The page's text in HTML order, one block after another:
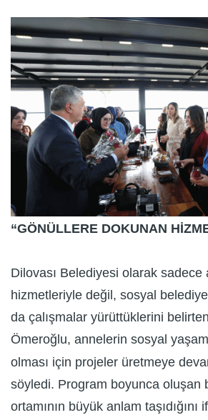
“GÖNÜLLERE DOKUNAN
Dilovası Belediyesi olarak sadece
hizmetleriyle değil, sosyal
da çalışmalar yürüttüklerini
Ömeroğlu, annelerin sosyal
olması için projeler üretmeye
söyledi. Program boyunca oluşan
ortamının büyük anlam